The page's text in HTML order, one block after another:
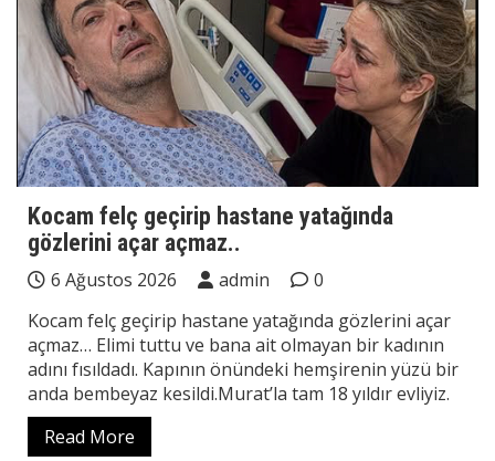
Kocam felç geçirip hastane yatağında
gözlerini açar açmaz..
6 Ağustos 2026 admin
0
Kocam felç geçirip hastane yatağında gözlerini açar
açmaz… Elimi tuttu ve bana ait olmayan bir kadının
adını fısıldadı. Kapının önündeki hemşirenin yüzü bir
anda bembeyaz kesildi.Murat’la tam 18 yıldır evliyiz.
Read More